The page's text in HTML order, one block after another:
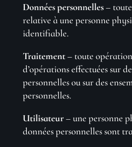
Données personnelles–
relative à une personne
identifiable.
Traitement– toute
d’opérations effectuées sur
personnelles ou sur des
personnelles.
Utilisateur– une personne
données personnelles sont